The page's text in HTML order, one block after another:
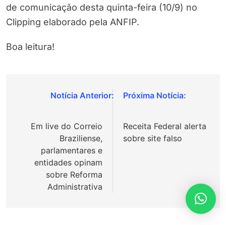
de comunicação desta quinta-feira (10/9) no
Clipping elaborado pela ANFIP.
Boa leitura!
Navegação
Post
Em live do Correio
Braziliense,
parlamentares e
entidades opinam
sobre Reforma
Administrativa
Receita Federal alerta
sobre site falso